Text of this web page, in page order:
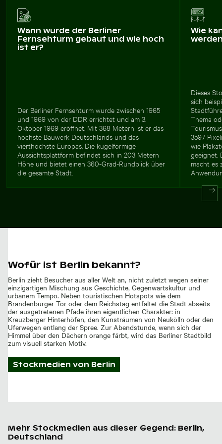
Wann wurde der Berliner
Fernsehturm gebaut und wie hoch
ist er?
Der Berliner Fernsehturm wurde zwischen 1965
und 1969 von der DDR errichtet und am 3.
Oktober 1969 eröffnet. Mit 368 Metern ist er das
höchste Bauwerk Deutschlands und das
vierthöchste Europas. Die kugelförmige
Aussichtsplattform befindet sich in 203 Metern
Höhe und bietet einen 360-Grad-Rundblick über
die gesamte Stadt.
Wie
Dieses
sich
Thema
3597
wie
geeignet.
macht es
Wofür ist Berlin bekannt?
Berlin zieht Besucher aus aller Welt an, nicht zuletzt wegen seiner
einzigartigen Mischung aus Geschichte, Gegenwartskultur und
urbanem Tempo. Neben touristischen Hotspots wie dem
Brandenburger Tor oder dem Reichstag entfaltet die Stadt abseits
der ausgetretenen Pfade ihren eigentlichen Charakter: in
Kreuzberger Hinterhöfen, den Kunsträumen von Neukölln oder den
Uferwegen entlang der Spree. Zur Abendstunde, wenn sich der
Himmel über den Dächern orange färbt, wird das Berliner Stadtbild
zum visuell starken Motiv.
Stockmedien von Berlin
Mehr Stockmedien aus dieser Gegend: Berlin,
Deutschland